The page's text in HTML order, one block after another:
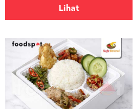
Lihat